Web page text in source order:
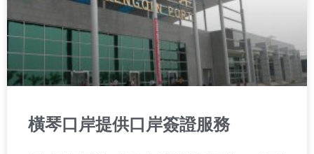
橫琴口岸提供口岸簽證服務